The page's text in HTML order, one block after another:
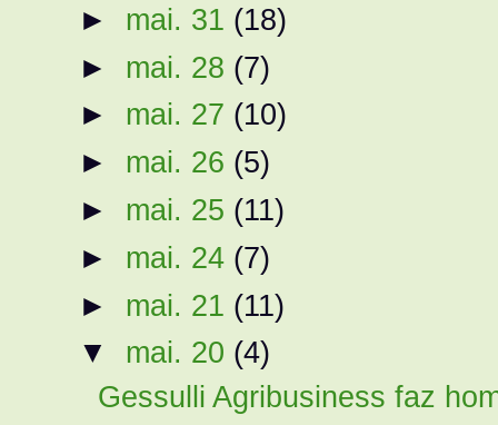
► mai. 31 (18)
► mai. 28 (7)
► mai. 27 (10)
► mai. 26 (5)
► mai. 25 (11)
► mai. 24 (7)
► mai. 21 (11)
▼ mai. 20 (4)
Gessulli Agribusiness faz